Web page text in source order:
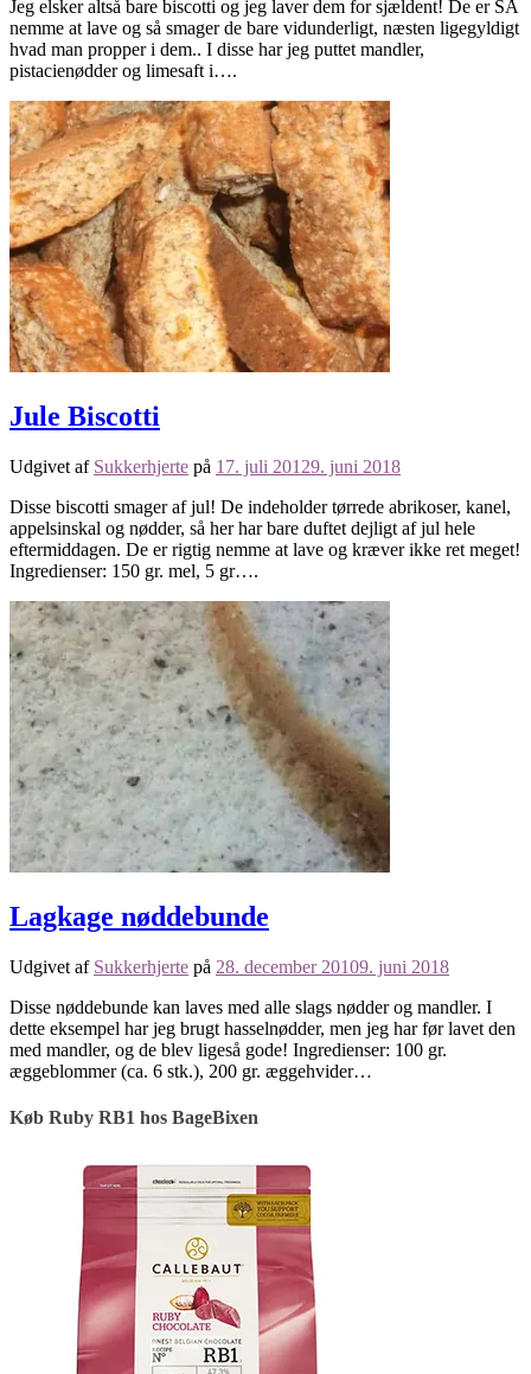
Jeg elsker altså bare biscotti og jeg laver dem for sjældent! De er SÅ
nemme at lave og så smager de bare vidunderligt, næsten ligegyldigt
hvad man propper i dem.. I disse har jeg puttet mandler,
pistacienødder og limesaft i….
Jule Biscotti
Udgivet af Sukkerhjerte på 17. juli 20129. juni 2018
Disse biscotti smager af jul! De indeholder tørrede abrikoser, kanel,
appelsinskal og nødder, så her har bare duftet dejligt af jul hele
eftermiddagen. De er rigtig nemme at lave og kræver ikke ret meget!
Ingredienser: 150 gr. mel, 5 gr….
Lagkage nøddebunde
Udgivet af Sukkerhjerte på 28. december 20109. juni 2018
Disse nøddebunde kan laves med alle slags nødder og mandler. I
dette eksempel har jeg brugt hasselnødder, men jeg har før lavet den
med mandler, og de blev ligeså gode! Ingredienser: 100 gr.
æggeblommer (ca. 6 stk.), 200 gr. æggehvider…
Køb Ruby RB1 hos BageBixen